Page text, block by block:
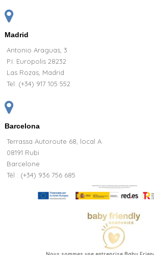
Madrid
Antonio Araguas, 3
P.I. Europolis 28232
Las Rozas, Madrid
Tel: (+34) 917 105 552
Barcelona
Terrassa Autoroute 68, local A
08191 Rubi
Barcelone
Tél : (+34) 936 756 685